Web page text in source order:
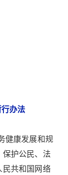
办法
健康发展和规
护公民、法
民共和国网络